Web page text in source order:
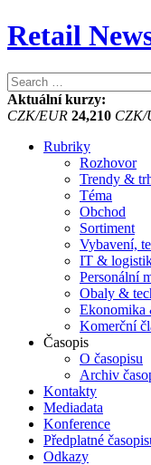
Retail
Vyhledávání
Aktuální kurzy:
CZK/EUR 24,210 CZK/
Rubriky
Rozhovor
Trendy &
Téma
Obchod
Sortiment
Vybavení,
IT &
Personální
Obaly &
Ekonomika
Komerční
Časopis
O časopisu
Archiv
Kontakty
Mediadata
Konference
Předplatné
Odkazy